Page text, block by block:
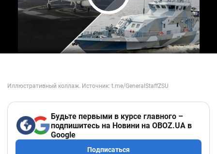
Play Video
Будьте первыми в курсе главного –
подпишитесь на Новини на OBOZ.UA в
Google
Подписаться